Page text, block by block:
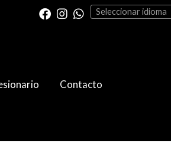
Seleccionar idioma
Contacto